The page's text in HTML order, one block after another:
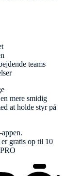
teams
mere smidig
at holde styr på
gratis op til 10